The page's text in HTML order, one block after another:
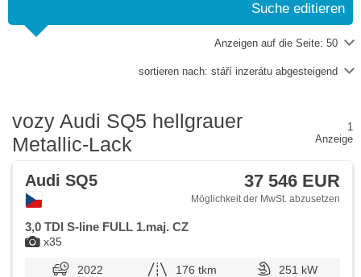
Suche editieren
Anzeigen auf die Seite: 50
sortieren nach: stáří inzerátu abgesteigend
vozy Audi SQ5 hellgrauer
Metallic-Lack
1
Anzeige
x35
Audi SQ5 37 546 EUR
Möglichkeit der MwSt. abzusetzen
3,0 TDI S-line FULL 1.maj. CZ
2022 176 tkm
251 kW